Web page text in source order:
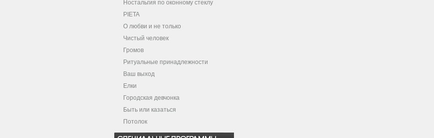
Ностальгия по оконному стеклу
PIETA
О любви и не только
Чистый человек
Громов
Ритуальные принадлежности
Ваш выход
Елки
Городская девчонка
Быть или казаться
Потолок